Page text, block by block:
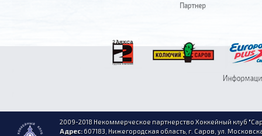
2009-2018 Некоммерческое партнерство Хоккейный клуб
Адрес:607183, Нижегородская область, г. Саров, ул.